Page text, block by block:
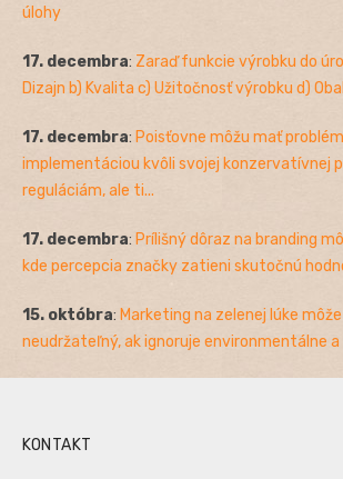
úlohy
17. decembra: Zaraď funkcie výrobku do
Dizajn b) Kvalita c) Užitočnosť výrobku d)
17. decembra: Poisťovne môžu mať
implementáciou kvôli svojej konzervatívnej
reguláciám, ale ti...
17. decembra: Prílišný dôraz na branding
kde percepcia značky zatieni skutočnú
15. októbra: Marketing na zelenej lúke
neudržateľný, ak ignoruje environmentálne a
KONTAKT